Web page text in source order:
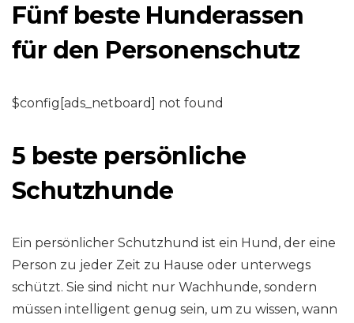
Fünf beste Hunderassen
für den Personenschutz
$config[ads_netboard] not found
5 beste persönliche
Schutzhunde
Ein persönlicher Schutzhund ist ein Hund, der eine
Person zu jeder Zeit zu Hause oder unterwegs
schützt. Sie sind nicht nur Wachhunde, sondern
müssen intelligent genug sein, um zu wissen, wann